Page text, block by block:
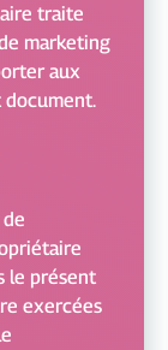
traite
marketing
aux
document.
le présent
exercées